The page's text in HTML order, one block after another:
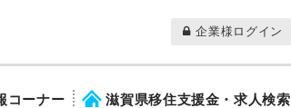
企業様ログイン
コーナー 滋賀県移住支援金・求人検索